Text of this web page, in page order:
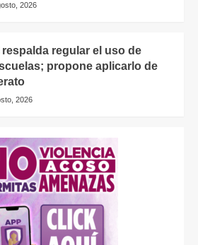
2026
regular el uso de
propone aplicarlo de
2026